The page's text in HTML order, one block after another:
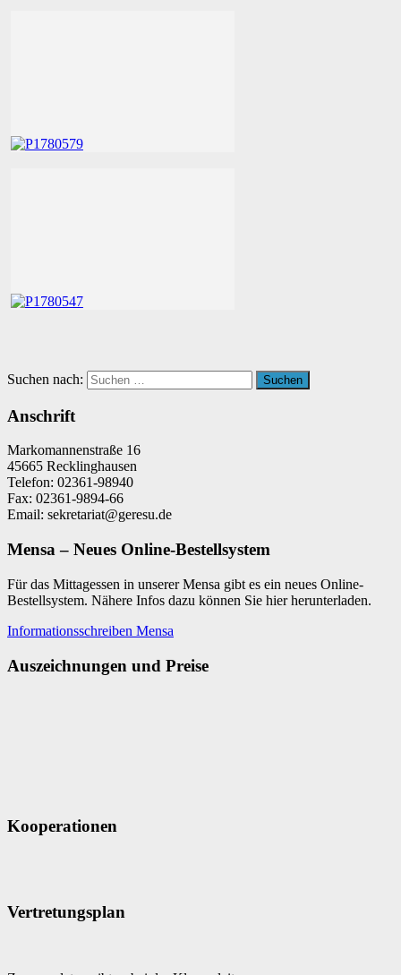
Suchen nach: Suchen
Anschrift
Markomannenstraße 16
45665 Recklinghausen
Telefon: 02361-98940
Fax: 02361-9894-66
Email: sekretariat@geresu.de
Mensa – Neues Online-Bestellsystem
Für das Mittagessen in unserer Mensa gibt es ein neues Online-
Bestellsystem. Nähere Infos dazu können Sie hier herunterladen.
Informationsschreiben Mensa
Auszeichnungen und Preise
Kooperationen
Vertretungsplan